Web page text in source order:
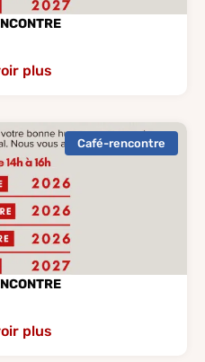
plus
Café-rencontre
plus